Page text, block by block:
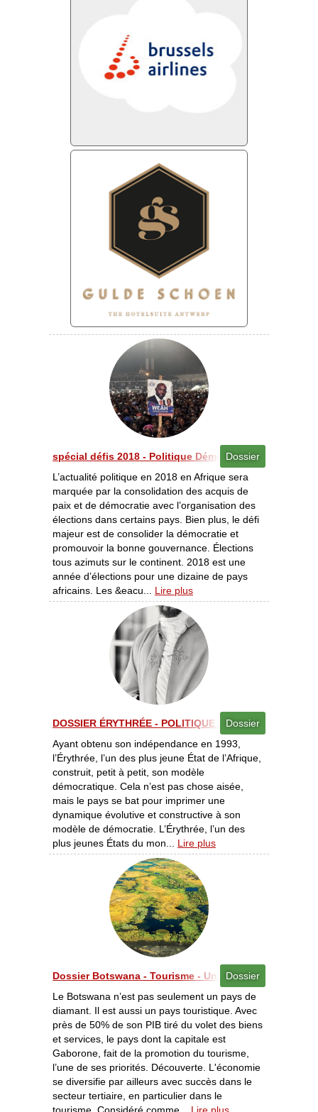
Dossier
spécial défis 2018 - Politique Démocratie et bonne
L’actualité politique en 2018 en Afrique sera
marquée par la consolidation des acquis de
paix et de démocratie avec l’organisation des
élections dans certains pays. Bien plus, le défi
majeur est de consolider la démocratie et
promouvoir la bonne gouvernance. Élections
tous azimuts sur le continent. 2018 est une
année d’élections pour une dizaine de pays
africains. Les &eacu... Lire plus
Dossier
DOSSIER ÉRYTHRÉE - POLITIQUE - UN JEUNE ÉTAT
Ayant obtenu son indépendance en 1993,
l’Érythrée, l’un des plus jeune État de l’Afrique,
construit, petit à petit, son modèle
démocratique. Cela n’est pas chose aisée,
mais le pays se bat pour imprimer une
dynamique évolutive et constructive à son
modèle de démocratie. L’Érythrée, l’un des
plus jeunes États du mon... Lire plus
Dossier
Dossier Botswana - Tourisme - Un modèle à découvrir
Le Botswana n’est pas seulement un pays de
diamant. Il est aussi un pays touristique. Avec
près de 50% de son PIB tiré du volet des biens
et services, le pays dont la capitale est
Gaborone, fait de la promotion du tourisme,
l’une de ses priorités. Découverte. L'économie
se diversifie par ailleurs avec succès dans le
secteur tertiaire, en particulier dans le